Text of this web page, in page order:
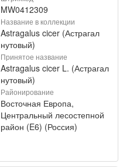
MW0412309
Название в коллекции
Astragalus cicer (Астрагал
нутовый)
Принятое название
Astragalus cicer L. (Астрагал
нутовый)
Районирование
Восточная Европа,
Центральный лесостепной
район (E6) (Россия)